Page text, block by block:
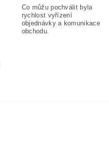
Co můžu pochválit byla
rychlost vyřízení
objednávky a komunikace
obchodu.